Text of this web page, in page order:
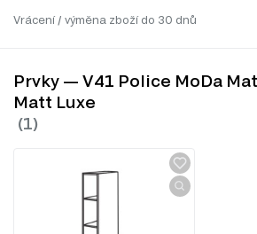
Vrácení / výměna zboží do 30 dnů
Prvky — V41 Police MoDa
Matt Luxe